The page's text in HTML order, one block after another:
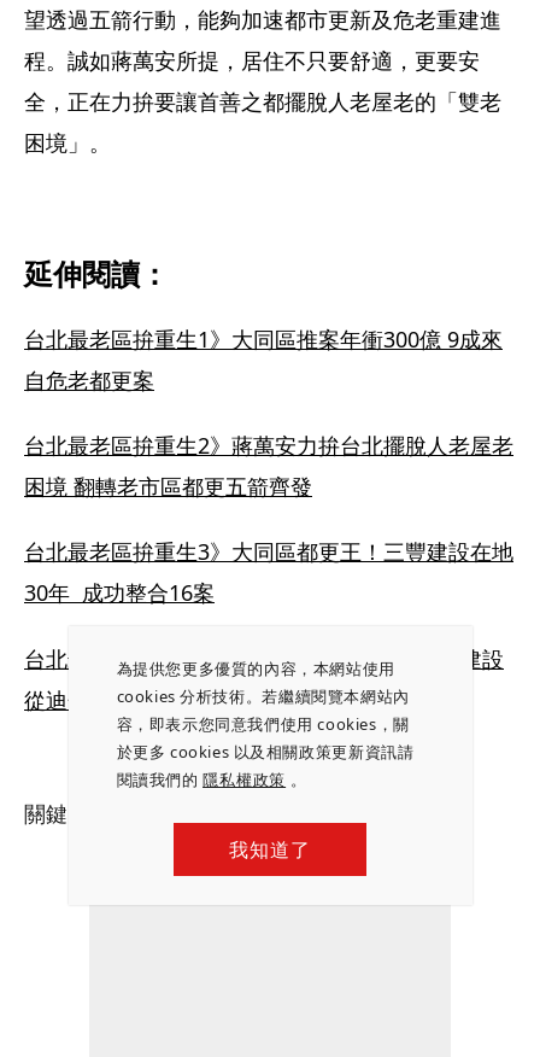
為提供您更多優質的內容，本網站使用
cookies 分析技術。若繼續閱覽本網站內
容，即表示您同意我們使用 cookies，關
於更多 cookies 以及相關政策更新資訊請
閱讀我們的隱私權政策 。
我知道了
望透過五箭行動，能夠加速都市更新及危老重建進
程。誠如蔣萬安所提，居住不只要舒適，更要安
全，正在力拚要讓首善之都擺脫人老屋老的「雙老
困境」。
延伸閱讀：
台北最老區拚重生1》大同區推案年衝300億 9成來
自危老都更案
台北最老區拚重生2》蔣萬安力拚台北擺脫人老屋老
困境 翻轉老市區都更五箭齊發
台北最老區拚重生3》大同區都更王！三豐建設在地
30年  成功整合16案
台北最老區拚重生4》大稻埕都更先行者  常殷建設
從迪化街布商起家，行事超低調
關鍵字：